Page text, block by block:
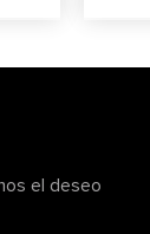
el deseo